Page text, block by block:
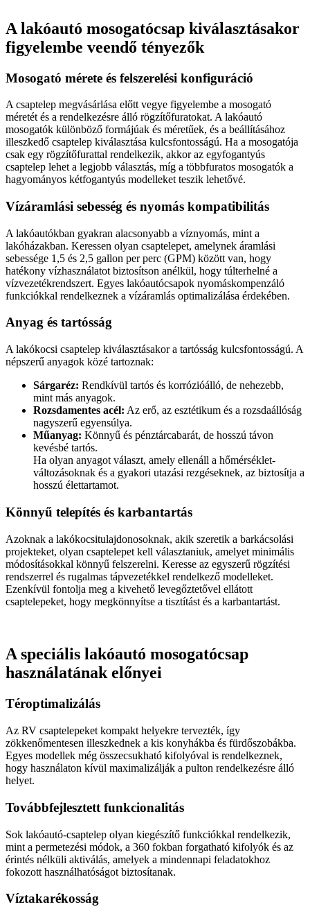
A lakóautó mosogatócsap kiválasztásakor
figyelembe veendő tényezők
Mosogató mérete és felszerelési konfiguráció
A csaptelep megvásárlása előtt vegye figyelembe a mosogató
méretét és a rendelkezésre álló rögzítőfuratokat. A lakóautó
mosogatók különböző formájúak és méretűek, és a beállításához
illeszkedő csaptelep kiválasztása kulcsfontosságú. Ha a mosogatója
csak egy rögzítőfurattal rendelkezik, akkor az egyfogantyús
csaptelep lehet a legjobb választás, míg a többfuratos mosogatók a
hagyományos kétfogantyús modelleket teszik lehetővé.
Vízáramlási sebesség és nyomás kompatibilitás
A lakóautókban gyakran alacsonyabb a víznyomás, mint a
lakóházakban. Keressen olyan csaptelepet, amelynek áramlási
sebessége 1,5 és 2,5 gallon per perc (GPM) között van, hogy
hatékony vízhasználatot biztosítson anélkül, hogy túlterhelné a
vízvezetékrendszert. Egyes lakóautócsapok nyomáskompenzáló
funkciókkal rendelkeznek a vízáramlás optimalizálása érdekében.
Anyag és tartósság
A lakókocsi csaptelep kiválasztásakor a tartósság kulcsfontosságú. A
népszerű anyagok közé tartoznak:
Sárgaréz: Rendkívül tartós és korrózióálló, de nehezebb,
mint más anyagok.
Rozsdamentes acél: Az erő, az esztétikum és a rozsdaállóság
nagyszerű egyensúlya.
Műanyag: Könnyű és pénztárcabarát, de hosszú távon
kevésbé tartós.
Ha olyan anyagot választ, amely ellenáll a hőmérséklet-
változásoknak és a gyakori utazási rezgéseknek, az biztosítja a
hosszú élettartamot.
Könnyű telepítés és karbantartás
Azoknak a lakókocsitulajdonosoknak, akik szeretik a barkácsolási
projekteket, olyan csaptelepet kell választaniuk, amelyet minimális
módosításokkal könnyű felszerelni. Keresse az egyszerű rögzítési
rendszerrel és rugalmas tápvezetékkel rendelkező modelleket.
Ezenkívül fontolja meg a kivehető levegőztetővel ellátott
csaptelepeket, hogy megkönnyítse a tisztítást és a karbantartást.
A speciális lakóautó mosogatócsap
használatának előnyei
Téroptimalizálás
Az RV csaptelepeket kompakt helyekre tervezték, így
zökkenőmentesen illeszkednek a kis konyhákba és fürdőszobákba.
Egyes modellek még összecsukható kifolyóval is rendelkeznek,
hogy használaton kívül maximalizálják a pulton rendelkezésre álló
helyet.
Továbbfejlesztett funkcionalitás
Sok lakóautó-csaptelep olyan kiegészítő funkciókkal rendelkezik,
mint a permetezési módok, a 360 fokban forgatható kifolyók és az
érintés nélküli aktiválás, amelyek a mindennapi feladatokhoz
fokozott használhatóságot biztosítanak.
Víztakarékosság